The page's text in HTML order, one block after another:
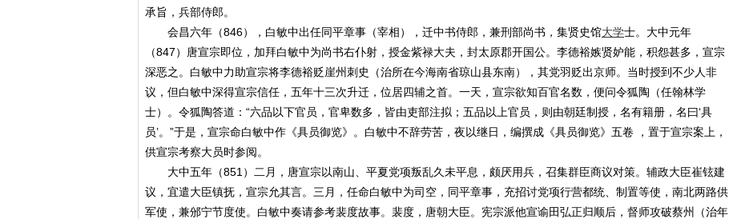
承旨，兵部侍郎。
会昌六年（846），白敏中出任同平章事（宰相），迁中书侍郎，兼刑部尚书，集贤史馆大学士。大中元年
（847）唐宣宗即位，加拜白敏中为尚书右仆射，授金紫禄大夫，封太原郡开国公。李德裕嫉贤妒能，积怨甚多，宣宗
深恶之。白敏中力助宣宗将李德裕贬崖州刺史（治所在今海南省琼山县东南），其党羽贬出京师。当时授到不少人非
议，但白敏中深得宣宗信任，五年十三次升迁，位居四辅之首。一天，宣宗欲知百官名数，便问令狐陶（任翰林学
士）。令狐陶答道：“六品以下官员，官卑数多，皆由吏部注拟；五品以上官员，则由朝廷制授，名有籍册，名曰‘具
员’。”于是，宣宗命白敏中作《具员御览》。白敏中不辞劳苦，夜以继日，编撰成《具员御览》五卷 ，置于宣宗案上，
供宣宗考察大员时参阅。
大中五年（851）二月，唐宣宗以南山、平夏党项叛乱久未平息，颇厌用兵，召集群臣商议对策。辅政大臣崔铉建
议，宜遣大臣镇抚，宣宗允其言。三月，任命白敏中为司空，同平章事，充招讨党项行营都统、制置等使，南北两路供
军使，兼邠宁节度使。白敏中奏请参考裴度故事。裴度，唐朝大臣。宪宗派他宣谕田弘正归顺后，督师攻破蔡州（治年